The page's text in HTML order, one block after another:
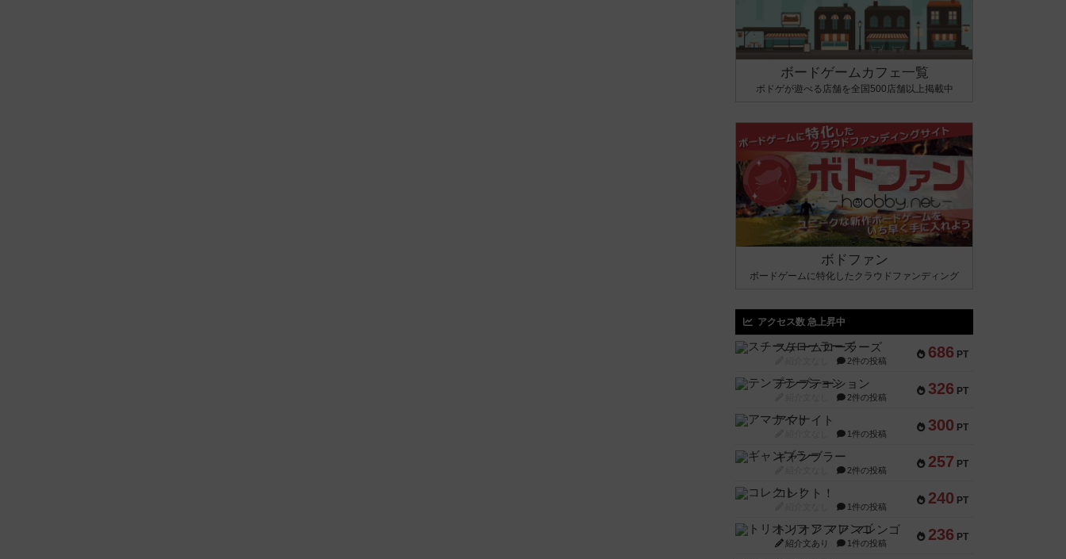
ボードゲームカフェ一覧
ボドゲが遊べる店舗を全国500店舗以上掲載中
ボドファン
ボードゲームに特化したクラウドファンディング
アクセス数 急上昇中
686 PT
スチームローラーズ
2件の投稿
326 PT
テンプテーション
2件の投稿
300 PT
アマナイト
1件の投稿
257 PT
ギャンブラー
2件の投稿
240 PT
コレクト！
1件の投稿
236 PT
トリオンフ ア マレンゴ
紹介文あり 1件の投稿